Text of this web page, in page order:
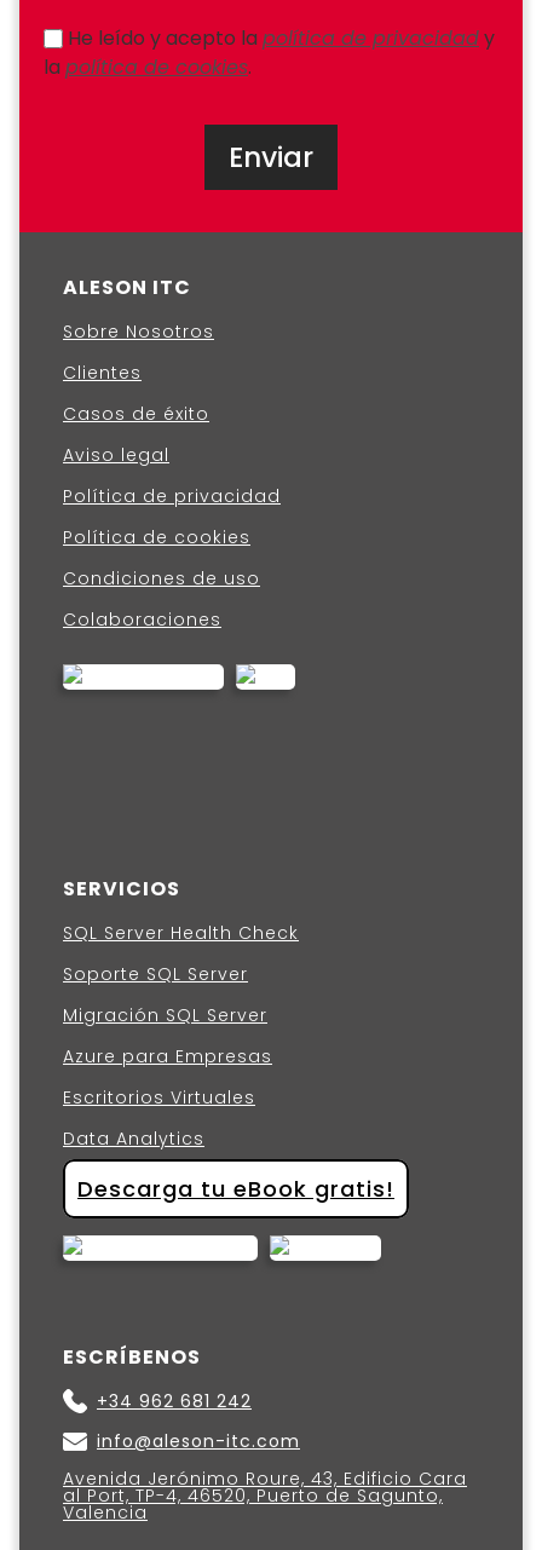
He leído y acepto lapolítica de privacidady
lapolítica de cookies.
ALESON ITC
Sobre Nosotros
Clientes
Casos de éxito
Aviso legal
Política de privacidad
Política de cookies
Condiciones de uso
Colaboraciones
SERVICIOS
SQL Server Health Check
Soporte SQL Server
Migración SQL Server
Azure para Empresas
Escritorios Virtuales
Data Analytics
Descarga tu eBook gratis!
ESCRÍBENOS
+34 962 681 242
info@aleson-itc.com
Avenida Jerónimo Roure, 43, Edificio Cara
al Port, TP-4, 46520, Puerto de Sagunto,
Valencia